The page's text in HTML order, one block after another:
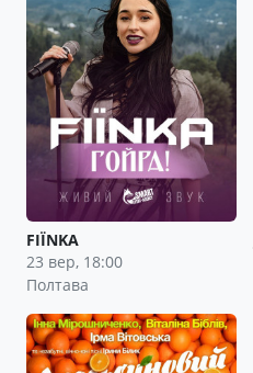
FIЇNKA
23 вер, 18:00
Полтава